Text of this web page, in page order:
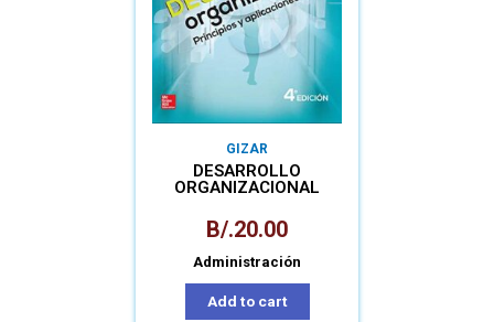
GIZAR
DESARROLLO
ORGANIZACIONAL
B/.20.00
Administración
Add to cart